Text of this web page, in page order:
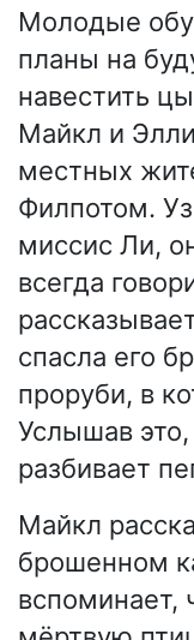
Молодые
планы на
навестить
Майкл и
местных
Филпотом.
миссис Ли,
всегда
спасла его
проруби, в
Услышав
разбивает
Майкл
брошенном
вспоминает,